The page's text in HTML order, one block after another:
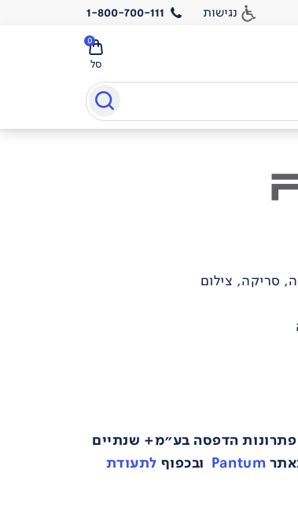
נגישות 1-800-700-111
סל
0
הדפסה בע"מ+ שנתיים
Pantum ובכפוף לתעודת